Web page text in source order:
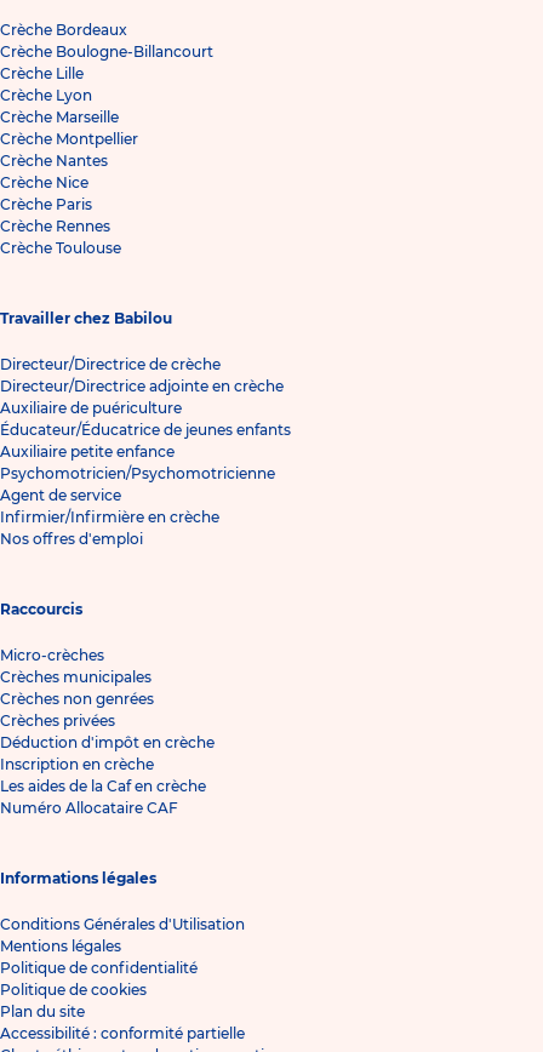
Crèche Bordeaux
Crèche Boulogne-Billancourt
Crèche Lille
Crèche Lyon
Crèche Marseille
Crèche Montpellier
Crèche Nantes
Crèche Nice
Crèche Paris
Crèche Rennes
Crèche Toulouse
Travailler chez Babilou
Directeur/Directrice de crèche
Directeur/Directrice adjointe en crèche
Auxiliaire de puériculture
Éducateur/Éducatrice de jeunes enfants
Auxiliaire petite enfance
Psychomotricien/Psychomotricienne
Agent de service
Infirmier/Infirmière en crèche
Nos offres d'emploi
Raccourcis
Micro-crèches
Crèches municipales
Crèches non genrées
Crèches privées
Déduction d'impôt en crèche
Inscription en crèche
Les aides de la Caf en crèche
Numéro Allocataire CAF
Informations légales
Conditions Générales d'Utilisation
Mentions légales
Politique de confidentialité
Politique de cookies
Plan du site
Accessibilité : conformité partielle